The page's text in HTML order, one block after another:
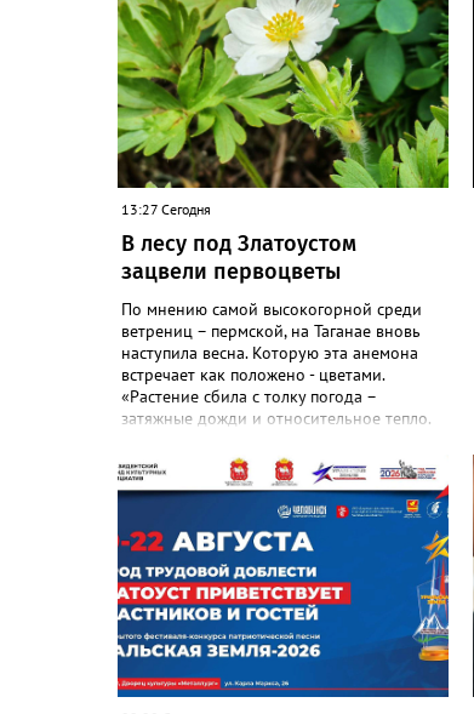
13:27 Сегодня
В лесу под Златоустом
зацвели первоцветы
По мнению самой высокогорной среди
ветрениц – пермской, на Таганае вновь
наступила весна. Которую эта анемона
встречает как положено - цветами.
«Растение сбила с толку погода –
затяжные дожди и относительное тепло.
на этот стресс», - объяснили в
национальном парке. Там также
добавили: хотя нежные белые цветы и
украшают по-летнему зелёный лес, самой
ветренице такой «рецидив» пользы не
приносит, а наоборот, забирает силы
перед долгой зимовкой.